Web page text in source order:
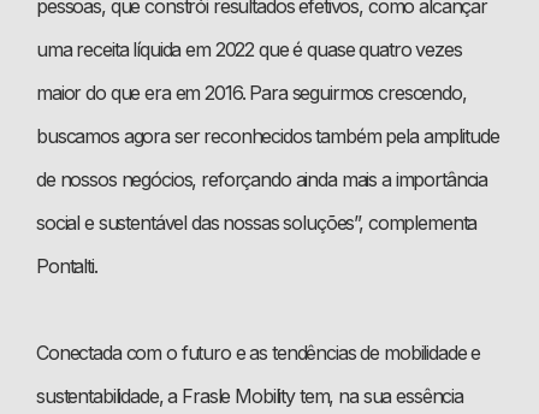
pessoas, que constrói resultados efetivos, como alcançar
uma receita líquida em 2022 que é quase quatro vezes
maior do que era em 2016. Para seguirmos crescendo,
buscamos agora ser reconhecidos também pela amplitude
de nossos negócios, reforçando ainda mais a importância
social e sustentável das nossas soluções”, complementa
Pontalti.
Conectada com o futuro e as tendências de mobilidade e
sustentabilidade, a Frasle Mobility tem, na sua essência